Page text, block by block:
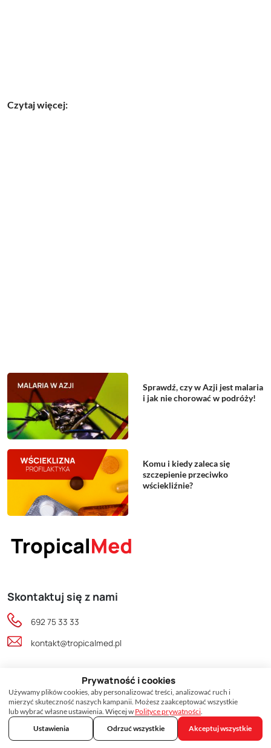
Czytaj więcej:
Sprawdź, czy w Azji jest malaria
i jak nie chorować w podróży!
Komu i kiedy zaleca się
szczepienie przeciwko
wściekliźnie?
Skontaktuj się z nami
692 75 33 33
kontakt@tropicalmed.pl
Obserwuj nas na
GRUPA TROPICALMED SP. Z O.O.
30-006 Kraków, ul. Wrocławska 53D
Prywatność i cookies
Używamy plików cookies, aby personalizować treści, analizować ruch i
mierzyć skuteczność naszych kampanii. Możesz zaakceptować wszystkie
lub wybrać własne ustawienia. Więcej w Polityce prywatności.
Ustawienia
Odrzuć wszystkie Akceptuj wszystkie